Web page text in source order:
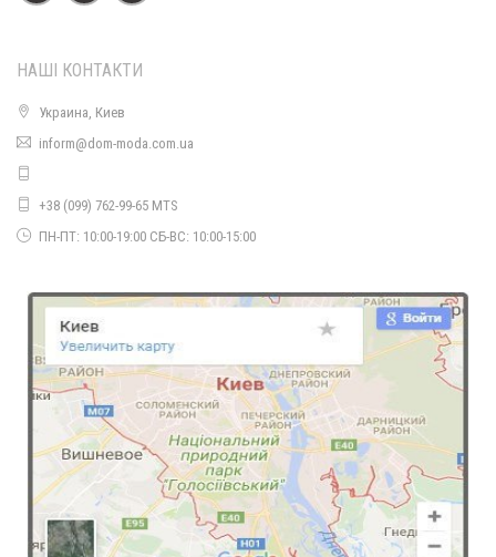
Модне жіноче плаття лапша
510.00грн.
НАШІ КОНТАКТИ
Украина, Киев
inform@dom-moda.com.ua
+38 (099) 762-99-65 MTS
ПН-ПТ: 10:00-19:00 СБ-ВС: 10:00-15:00